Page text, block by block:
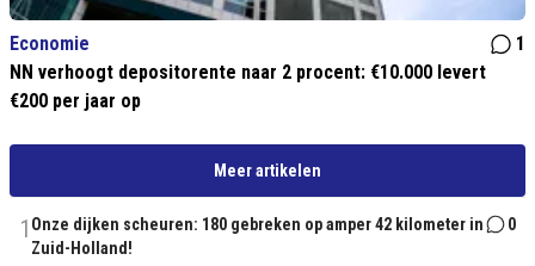
Economie
1
NN verhoogt depositorente naar 2 procent: €10.000 levert
€200 per jaar op
Meer artikelen
1 Onze dijken scheuren: 180 gebreken op amper 42 kilometer in
Zuid-Holland!
0